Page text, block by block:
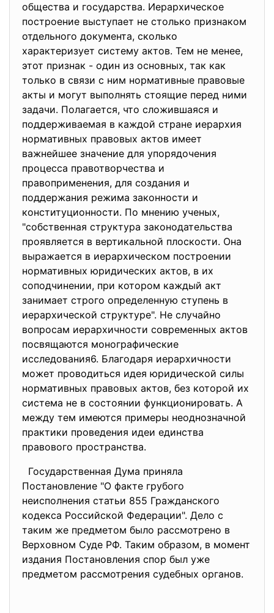
общества и государства. Иерархическое
построение выступает не столько признаком
отдельного документа, сколько
характеризует систему актов. Тем не менее,
этот признак - один из основных, так как
только в связи с ним нормативные правовые
акты и могут выполнять стоящие перед ними
задачи. Полагается, что сложившаяся и
поддерживаемая в каждой стране иерархия
нормативных правовых актов имеет
важнейшее значение для упорядочения
процесса правотворчества и
правоприменения, для создания и
поддержания режима законности и
конституционности. По мнению ученых,
"собственная структура законодательства
проявляется в вертикальной плоскости. Она
выражается в иерархическом построении
нормативных юридических актов, в их
соподчинении, при котором каждый акт
занимает строго определенную ступень в
иерархической структуре". Не случайно
вопросам иерархичности современных актов
посвящаются монографические
исследования6. Благодаря иерархичности
может проводиться идея юридической силы
нормативных правовых актов, без которой их
система не в состоянии функционировать. А
между тем имеются примеры неоднозначной
практики проведения идеи единства
правового пространства.
Государственная Дума приняла
Постановление "О факте грубого
неисполнения статьи 855 Гражданского
кодекса Российской Федерации". Дело с
таким же предметом было рассмотрено в
Верховном Суде РФ. Таким образом, в момент
издания Постановления спор был уже
предметом рассмотрения судебных органов.